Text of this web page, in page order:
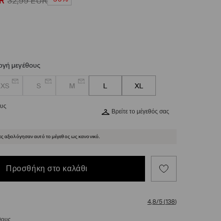
μεγέθους
XS S M L XL
Βρείτε το μέγεθός σας
αξιολόγησαν αυτό το μέγεθος ως κανονικό.
Προσθήκη στο καλάθι
4,8/5(138)